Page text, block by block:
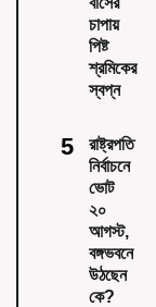
চাপায়
পিষ্ট
শ্রমিকের
স্বপ্ন
রাষ্ট্রপতি
নির্বাচনে
ভোট
২০
আগস্ট,
বঙ্গভবনে
উঠছেন
কে?